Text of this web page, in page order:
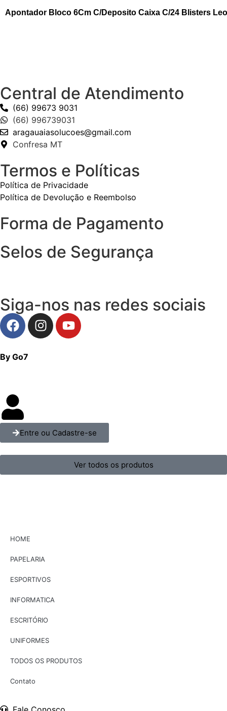
Apontador Bloco 6Cm C/Deposito Caixa C/24 Blisters
Central de Atendimento
(66) 99673 9031
(66) 996739031
aragauaiasolucoes@gmail.com
Confresa MT
Termos e Políticas
Política de Privacidade
Política de Devolução e Reembolso
Forma de Pagamento
Selos de Segurança
Siga-nos nas redes sociais
By Go7
Entre ou Cadastre-se
Ver todos os produtos
HOME
PAPELARIA
ESPORTIVOS
INFORMATICA
ESCRITÓRIO
UNIFORMES
TODOS OS PRODUTOS
Contato